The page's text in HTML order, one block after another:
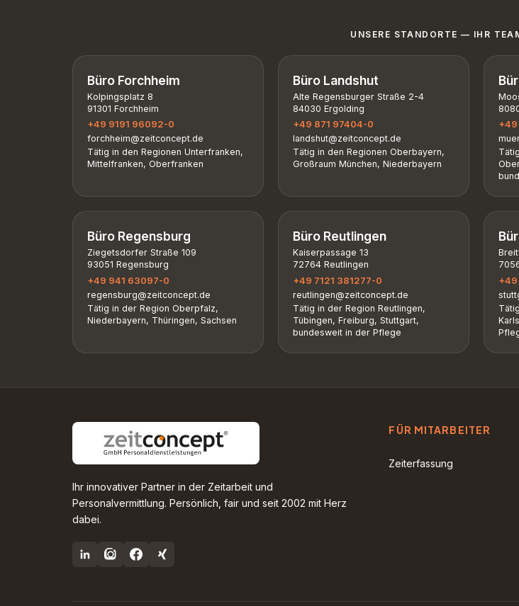
UNSERE STANDORTE — IHR
Büro Forchheim
Kolpingsplatz 8
91301 Forchheim
+49 9191 96092-0
forchheim@zeitconcept.de
Tätig in den Regionen Unterfranken,
Mittelfranken, Oberfranken
Büro Landshut
Alte Regensburger Straße 2-4
84030 Ergolding
+49 871 97404-0
landshut@zeitconcept.de
Tätig in den Regionen Oberbayern,
Großraum München, Niederbayern
Büro Regensburg
Ziegetsdorfer Straße 109
93051 Regensburg
+49 941 63097-0
regensburg@zeitconcept.de
Tätig in der Region Oberpfalz,
Niederbayern, Thüringen, Sachsen
Büro Reutlingen
Kaiserpassage 13
72764 Reutlingen
+49 7121 381277-0
reutlingen@zeitconcept.de
Tätig in der Region Reutlingen,
Tübingen, Freiburg, Stuttgart,
bundesweit in der Pflege
+49
Ihr innovativer Partner in der Zeitarbeit und
Personalvermittlung. Persönlich, fair und seit 2002 mit Herz
dabei.
FÜR MITARBEITER
Zeiterfassung